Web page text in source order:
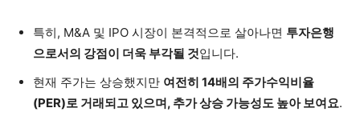
특히, M&A 및 IPO 시장이 본격적으로 살아나면 투자은행
으로서의 강점이 더욱 부각될 것입니다.
현재 주가는 상승했지만 여전히 14배의 주가수익비율
(PER)로 거래되고 있으며, 추가 상승 가능성도 높아 보여요.